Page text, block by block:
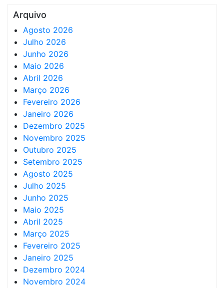
Arquivo
Agosto 2026
Julho 2026
Junho 2026
Maio 2026
Abril 2026
Março 2026
Fevereiro 2026
Janeiro 2026
Dezembro 2025
Novembro 2025
Outubro 2025
Setembro 2025
Agosto 2025
Julho 2025
Junho 2025
Maio 2025
Abril 2025
Março 2025
Fevereiro 2025
Janeiro 2025
Dezembro 2024
Novembro 2024